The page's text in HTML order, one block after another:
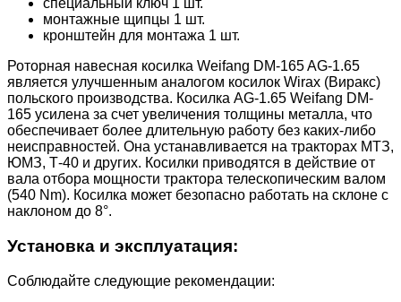
специальный ключ 1 шт.
монтажные щипцы 1 шт.
кронштейн для монтажа 1 шт.
Роторная навесная косилка Weifang DM-165 AG-1.65
является улучшенным аналогом косилок Wirax (Виракс)
польского производства. Косилка AG-1.65 Weifang DM-
165 усилена за счет увеличения толщины металла, что
обеспечивает более длительную работу без каких-либо
неисправностей. Она устанавливается на тракторах МТЗ,
ЮМЗ, Т-40 и других. Косилки приводятся в действие от
вала отбора мощности трактора телескопическим валом
(540 Nm). Косилка может безопасно работать на склоне с
наклоном до 8°.
Установка и эксплуатация:
Соблюдайте следующие рекомендации: